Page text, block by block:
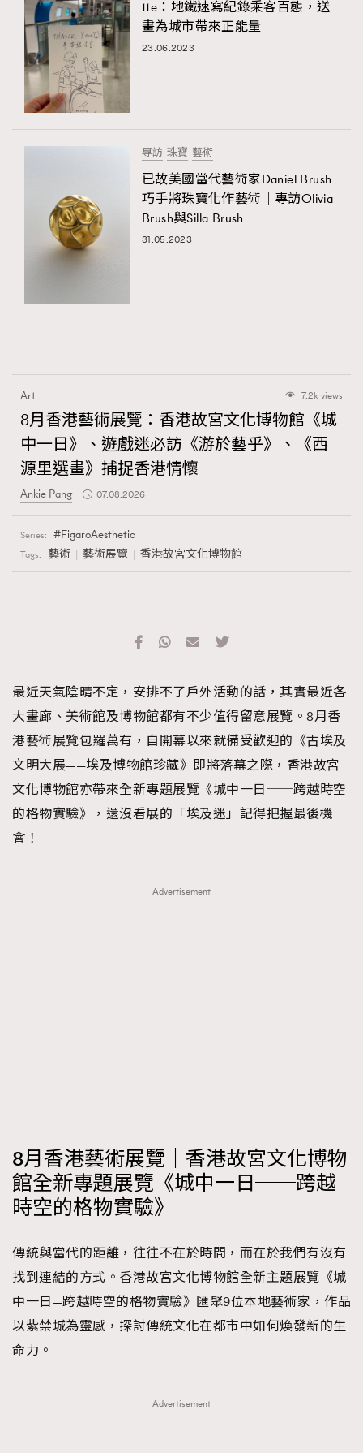
tte：地鐵速寫紀錄乘客百態，送
畫為城市帶來正能量
23.06.2023
專訪 珠寶 藝術
已故美國當代藝術家Daniel Brush
巧手將珠寶化作藝術｜專訪Olivia
Brush與Silla Brush
31.05.2023
Art 7.2k views
8月香港藝術展覽：香港故宮文化博物館《城
中一日》、遊戲迷必訪《游於藝乎》、《西
源里選畫》捕捉香港情懷
Ankie Pang 07.08.2026
Series: FigaroAesthetic
Tags: 藝術 藝術展覽 香港故宮文化博物館
最近天氣陰晴不定，安排不了戶外活動的話，其實最近各
大畫廊、美術館及博物館都有不少值得留意展覽。8月香
港藝術展覽包羅萬有，自開幕以來就備受歡迎的《古埃及
文明大展——埃及博物館珍藏》即將落幕之際，香港故宮
文化博物館亦帶來全新專題展覽《城中一日──跨越時空
的格物實驗》，還沒看展的「埃及迷」記得把握最後機
會！
Advertisement
8月香港藝術展覽｜香港故宮文化博物
館全新專題展覽《城中一日──跨越
時空的格物實驗》
傳統與當代的距離，往往不在於時間，而在於我們有沒有
找到連結的方式。香港故宮文化博物館全新主題展覽《城
中一日—跨越時空的格物實驗》匯聚9位本地藝術家，作品
以紫禁城為靈感，探討傳統文化在都市中如何煥發新的生
命力。
Advertisement